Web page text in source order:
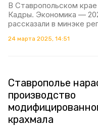
В Ставропольском
Кадры. Экономика —
рассказали в минэке
24 марта 2025, 14:51
Ставрополье
производство
крахмала